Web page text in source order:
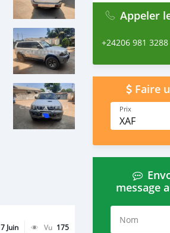
7 Juin Vu 175
Appeler
+24206 981 3288
Faire
Prix
XAF
message
Nom